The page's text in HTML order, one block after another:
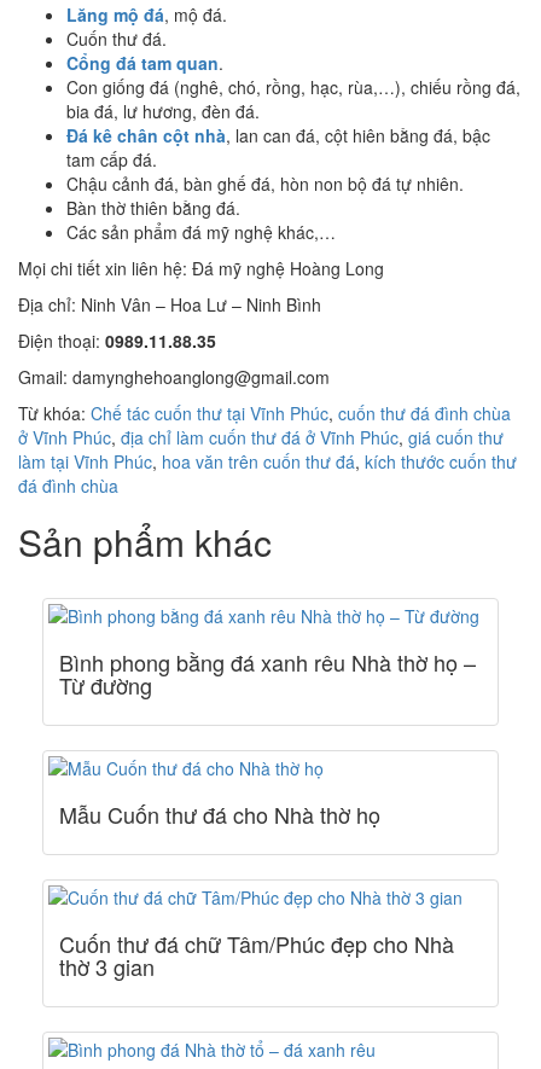
Lăng mộ đá, mộ đá.
Cuốn thư đá.
Cổng đá tam quan.
Con giống đá (nghê, chó, rồng, hạc, rùa,…), chiếu rồng đá,
bia đá, lư hương, đèn đá.
Đá kê chân cột nhà, lan can đá, cột hiên bằng đá, bậc
tam cấp đá.
Chậu cảnh đá, bàn ghế đá, hòn non bộ đá tự nhiên.
Bàn thờ thiên bằng đá.
Các sản phẩm đá mỹ nghệ khác,…
Mọi chi tiết xin liên hệ: Đá mỹ nghệ Hoàng Long
Địa chỉ: Ninh Vân – Hoa Lư – Ninh Bình
Điện thoại: 0989.11.88.35
Gmail: damynghehoanglong@gmail.com
Từ khóa: Chế tác cuốn thư tại Vĩnh Phúc, cuốn thư đá đình chùa
ở Vĩnh Phúc, địa chỉ làm cuốn thư đá ở Vĩnh Phúc, giá cuốn thư
làm tại Vĩnh Phúc, hoa văn trên cuốn thư đá, kích thước cuốn thư
đá đình chùa
Sản phẩm khác
Bình phong bằng đá xanh rêu Nhà thờ họ –
Từ đường
Mẫu Cuốn thư đá cho Nhà thờ họ
Cuốn thư đá chữ Tâm/Phúc đẹp cho Nhà
thờ 3 gian